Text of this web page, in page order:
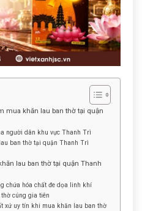
mua khăn lau ban thờ tại quận
người dân khu vực Thanh Trì
ban thờ tại quận Thanh Trì
lau ban thờ tại quận Thanh
chứa hóa chất đe dọa linh khí
cúng gia tiên
xứ uy tín khi mua khăn lau ban thờ